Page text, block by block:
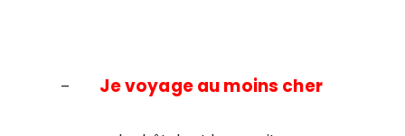
– Je voyage au moins cher